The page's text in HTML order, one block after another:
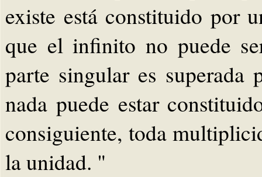
existe está constituido por
que el infinito no puede
parte singular es
nada puede estar
consiguiente, toda
la unidad. "